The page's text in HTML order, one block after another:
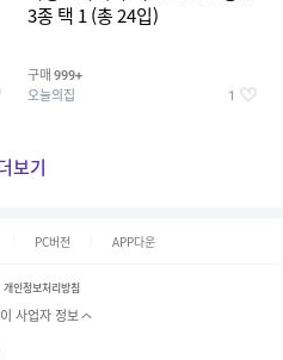
3종 택 1 (총 24입)
구매 999+
오늘의집 1
보기
PC버전 APP다운
개인정보처리방침
사업자 정보